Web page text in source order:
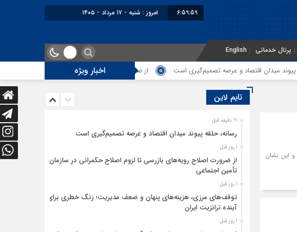
6:59:59 امروز : شنبه - ۱۷ مرداد - ۱۴۰۵
پرتال خدماتی English
اخبار ویژه میدان اقتصاد و عرصه تصمیم‌گیری است از ضرورت اصلاح رویه‌های بازرسی تا لزوم اصلاح حکمرانی در
این نشان
تایم لاین
21 دقیقه قبل
رسانه، حلقه پیوند میدان اقتصاد و عرصه تصمیم‌گیری است
1 روز قبل
از ضرورت اصلاح رویه‌های بازرسی تا لزوم اصلاح حکمرانی در سازمان
تأمین اجتماعی
1 روز قبل
توقف‌های مرزی، هزینه‌های پنهان و ضعف مدیریت؛ زنگ خطری برای
آینده ترانزیت ایران
1 روز قبل